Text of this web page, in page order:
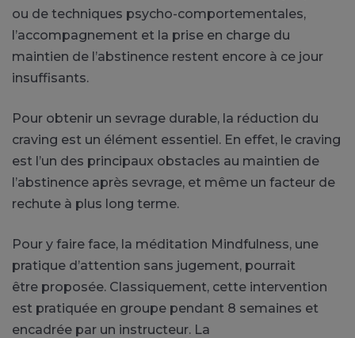
ou de techniques psycho-comportementales,
l’accompagnement et la prise en charge du
maintien de l’abstinence restent encore à ce jour
insuffisants.
Pour obtenir un sevrage durable, la réduction du
craving est un élément essentiel. En effet, le craving
est l’un des principaux obstacles au maintien de
l’abstinence après sevrage, et même un facteur de
rechute à plus long terme.
Pour y faire face, la méditation Mindfulness, une
pratique d’attention sans jugement, pourrait
être proposée. Classiquement, cette intervention
est pratiquée en groupe pendant 8 semaines et
encadrée par un instructeur. La